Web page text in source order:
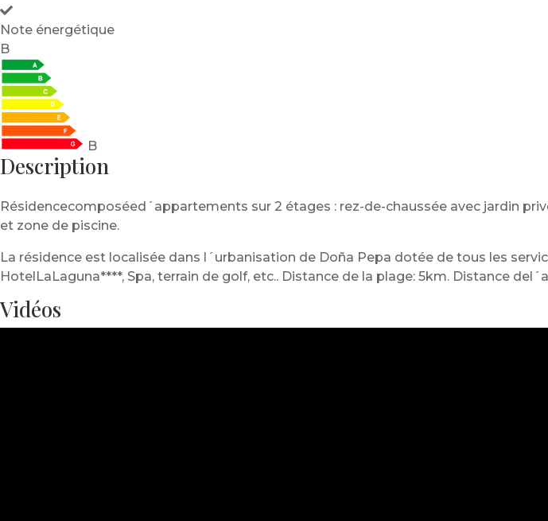
Note énergétique
B
B
Description
Résidencecomposéed´appartements sur 2 étages : rez-de-chaussée avec jardin
et zone de piscine.
La résidence est localisée dans l´urbanisation de Doña Pepa dotée de tous les
HotelLaLaguna****, Spa, terrain de golf, etc.. Distance de la plage: 5km. Distance
Vidéos